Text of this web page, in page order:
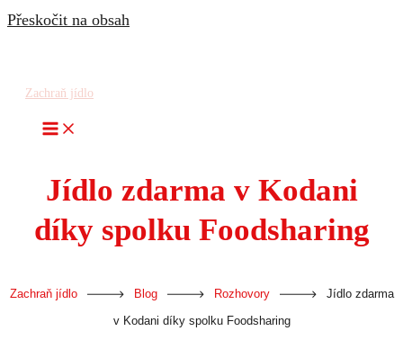
Přeskočit na obsah
Zachraň jídlo
Jídlo zdarma v Kodani
díky spolku Foodsharing
Zachraň jídlo - Blog - Rozhovory -
Jídlo zdarma
v Kodani díky spolku Foodsharing